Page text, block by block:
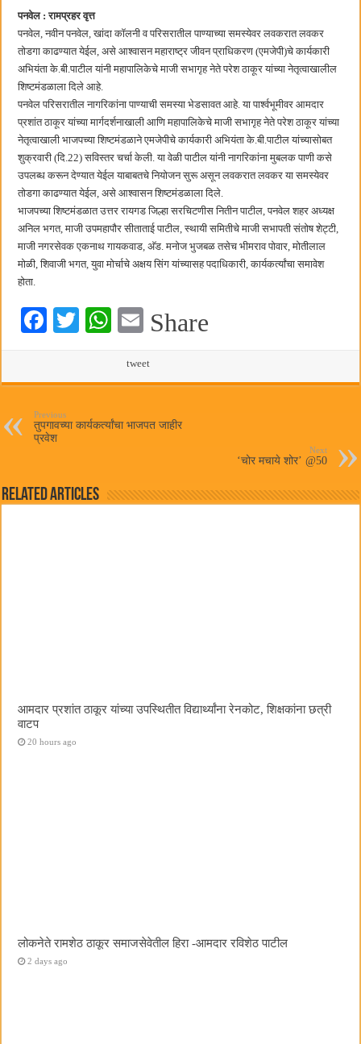
छत्रपती शिवाजी महाराज महाराजस्व समाधान शिबिरास पनवेलमध्ये उत्स्फूर्त प्रतिसाद
पनवेल : रामप्रहर वृत्त
पनवेल, नवीन पनवेल, खांदा कॉलनी व परिसरातील पाण्याच्या समस्येवर लवकरात लवकर
तोडगा काढण्यात येईल, असे आश्वासन महाराष्ट्र जीवन प्राधिकरण (एमजेपी)चे कार्यकारी
अभियंता के.बी.पाटील यांनी महापालिकेचे माजी सभागृह नेते परेश ठाकूर यांच्या नेतृत्वाखालील
शिष्टमंडळाला दिले आहे.
पनवेल परिसरातील नागरिकांना पाण्याची समस्या भेडसावत आहे. या पार्श्वभूमीवर आमदार
प्रशांत ठाकूर यांच्या मार्गदर्शनाखाली आणि महापालिकेचे माजी सभागृह नेते परेश ठाकूर यांच्या
नेतृत्वाखाली भाजपच्या शिष्टमंडळाने एमजेपीचे कार्यकारी अभियंता के.बी.पाटील यांच्यासोबत
शुक्रवारी (दि.22) सविस्तर चर्चा केली. या वेळी पाटील यांनी नागरिकांना मुबलक पाणी कसे
उपलब्ध करून देण्यात येईल याबाबतचे नियोजन सुरू असून लवकरात लवकर या समस्येवर
तोडगा काढण्यात येईल, असे आश्वासन शिष्टमंडळाला दिले.
भाजपच्या शिष्टमंडळात उत्तर रायगड जिल्हा सरचिटणीस नितीन पाटील, पनवेल शहर अध्यक्ष
अनिल भगत, माजी उपमहापौर सीताताई पाटील, स्थायी समितीचे माजी सभापती संतोष शेट्टी,
माजी नगरसेवक एकनाथ गायकवाड, अ‍ॅड. मनोज भुजबळ तसेच भीमराव पोवार, मोतीलाल
मोळी, शिवाजी भगत, युवा मोर्चाचे अक्षय सिंग यांच्यासह पदाधिकारी, कार्यकर्त्यांचा समावेश
होता.
Fa T
W
ts
pp
E
ail
Share
tweet
Previous
तुपगावच्या कार्यकर्त्यांचा भाजपत जाहीर
प्रवेश
Next
‘चोर मचाये शोर’ @50
Related Articles
आमदार प्रशांत ठाकूर यांच्या उपस्थितीत विद्यार्थ्यांना रेनकोट, शिक्षकांना छत्री
वाटप
20 hours ago
लोकनेते रामशेठ ठाकूर समाजसेवेतील हिरा -आमदार रविशेठ पाटील
2 days ago